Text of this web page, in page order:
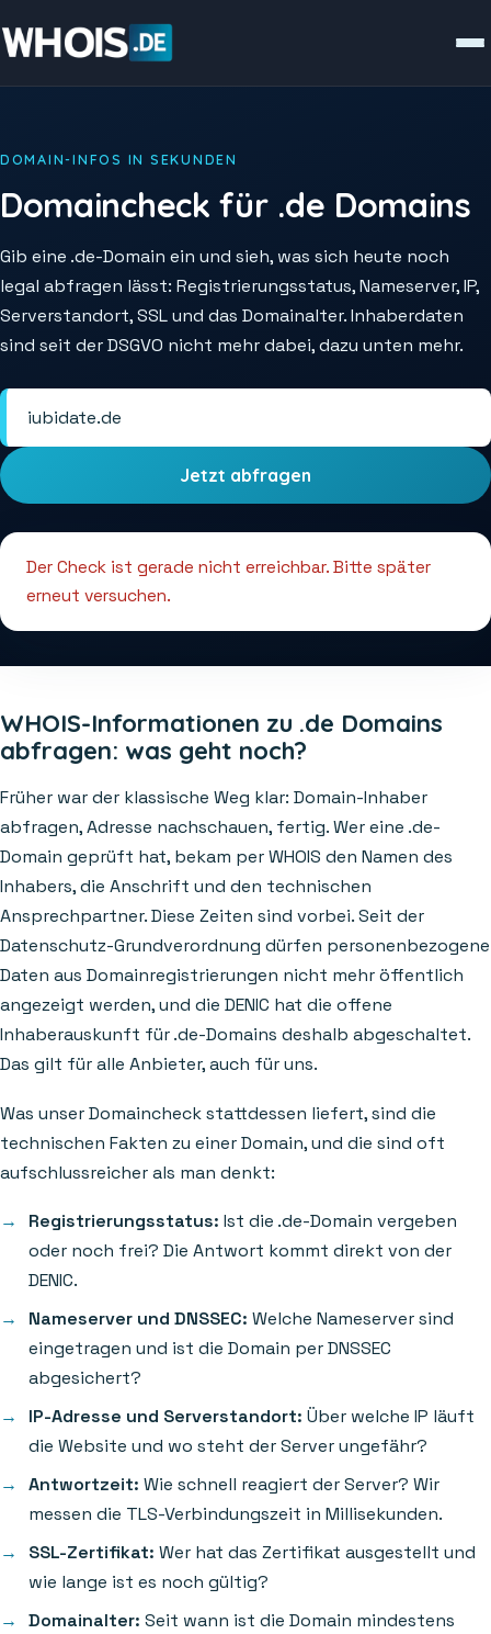
DOMAIN-INFOS IN SEKUNDEN
Domaincheck für .de Domains
Gib eine .de-Domain ein und sieh, was sich heute noch
legal abfragen lässt: Registrierungsstatus, Nameserver, IP,
Serverstandort, SSL und das Domainalter. Inhaberdaten
sind seit der DSGVO nicht mehr dabei, dazu unten mehr.
Jetzt abfragen
Der Check ist gerade nicht erreichbar. Bitte später
erneut versuchen.
WHOIS-Informationen zu .de Domains
abfragen: was geht noch?
Früher war der klassische Weg klar: Domain-Inhaber
abfragen, Adresse nachschauen, fertig. Wer eine .de-
Domain geprüft hat, bekam per WHOIS den Namen des
Inhabers, die Anschrift und den technischen
Ansprechpartner. Diese Zeiten sind vorbei. Seit der
Datenschutz-Grundverordnung dürfen personenbezogene
Daten aus Domainregistrierungen nicht mehr öffentlich
angezeigt werden, und die DENIC hat die offene
Inhaberauskunft für .de-Domains deshalb abgeschaltet.
Das gilt für alle Anbieter, auch für uns.
Was unser Domaincheck stattdessen liefert, sind die
technischen Fakten zu einer Domain, und die sind oft
aufschlussreicher als man denkt:
Registrierungsstatus: Ist die .de-Domain vergeben
oder noch frei? Die Antwort kommt direkt von der
DENIC.
Nameserver und DNSSEC: Welche Nameserver sind
eingetragen und ist die Domain per DNSSEC
abgesichert?
IP-Adresse und Serverstandort: Über welche IP läuft
die Website und wo steht der Server ungefähr?
Antwortzeit: Wie schnell reagiert der Server? Wir
messen die TLS-Verbindungszeit in Millisekunden.
SSL-Zertifikat: Wer hat das Zertifikat ausgestellt und
wie lange ist es noch gültig?
Domainalter: Seit wann ist die Domain mindestens